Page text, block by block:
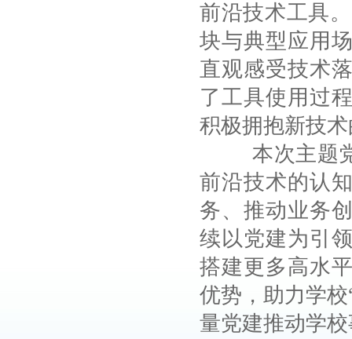
前沿技术工具
块与典型应用
直观感受技术
了工具使用过
积极拥抱新技
本次主题党
前沿技术的认
务、推动业务
续以党建为引
搭建更多高水
优势，助力学
量党建推动学